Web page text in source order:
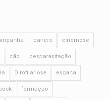
cancro cinomose
cão desparasitação
Dirofilariose esgana
formação